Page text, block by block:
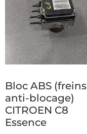
Bloc ABS (freins
anti-blocage)
CITROEN C8
Essence